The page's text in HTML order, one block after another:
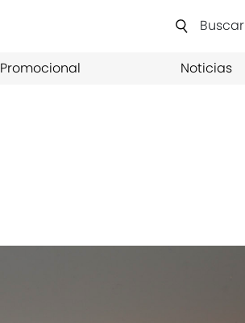
Buscar
Promocional Noticias